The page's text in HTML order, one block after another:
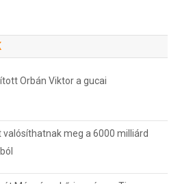
Orbán Viktor a gucai
meg a 6000 milliárd